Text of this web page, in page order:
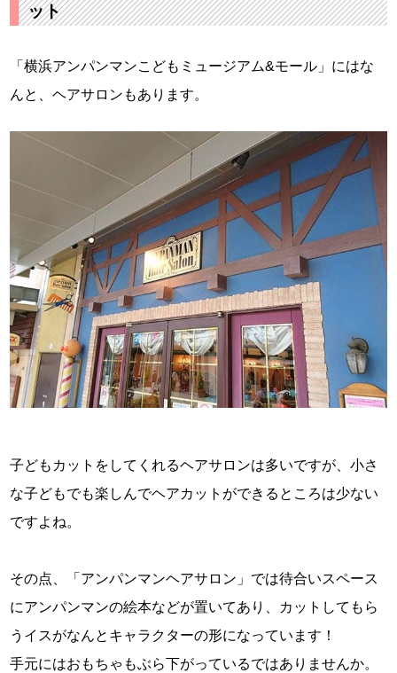
ット
「横浜アンパンマンこどもミュージアム&モール」にはな
んと、ヘアサロンもあります。
子どもカットをしてくれるヘアサロンは多いですが、小さ
な子どもでも楽しんでヘアカットができるところは少ない
ですよね。
その点、「アンパンマンヘアサロン」では待合いスペース
にアンパンマンの絵本などが置いてあり、カットしてもら
うイスがなんとキャラクターの形になっています！
手元にはおもちゃもぶら下がっているではありませんか。